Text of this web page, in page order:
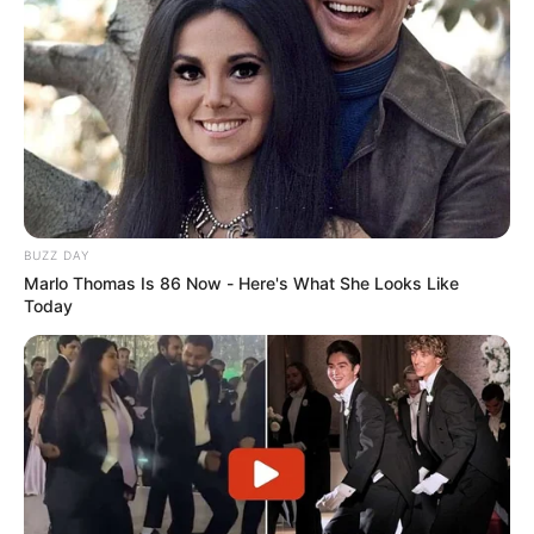
TEMAS RELACIONADOS
NOTICIAS MEDELLÍN
METRO DE MEDELLÍN
BICICLETAS
ALERTA PAISA
MANTÉNGASE EN ALERTA
favor, active las notificaciones de Alerta.
ACTIVAR AHORA
TEMAS DESTACADOS
BUZZ DAY
Marlo Thomas Is 86 Now - Here's What She Looks Like
Today